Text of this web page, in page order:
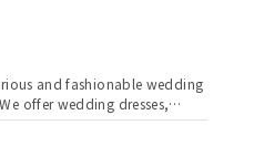
and fashionable wedding
offer wedding dresses,
custom-made dresses, and
as your style adviser. We will